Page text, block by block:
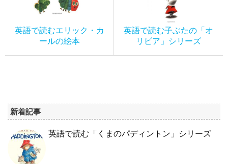
英語で読むエリック・カ
ールの絵本
英語で読む子ぶたの「オ
リビア」シリーズ
新着記事
英語で読む「くまのパディントン」シリーズ